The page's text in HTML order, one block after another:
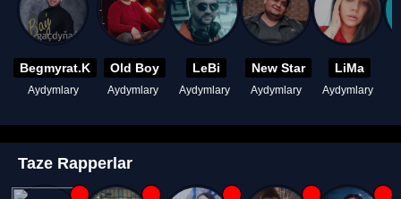
Begmyrat.K
Aydymlary
Old Boy
Aydymlary
LeBi
Aydymlary
New Star
Aydymlary
LiMa
Aydymlary
Taze Rapperlar